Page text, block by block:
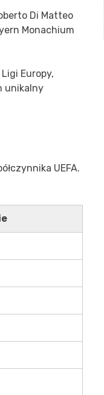
Di Matteo
Monachium
Europy,
unikalny
UEFA.